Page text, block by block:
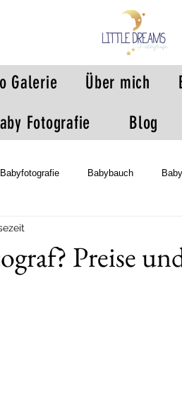
Galerie Über mich
Fotografie Blog
Babyfotografie Babybauch
Newbornfotografie
Preise